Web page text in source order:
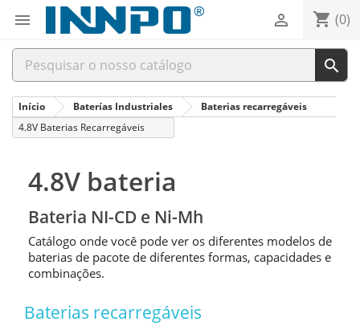
 shopping_cart (0)


Início Baterías Industriales
Baterias recarregáveis
4.8V Baterias Recarregáveis
4.8V bateria
Bateria NI-CD e Ni-Mh
Catálogo onde você pode ver os diferentes modelos de
baterias de pacote de diferentes formas, capacidades e
combinações.
Baterias recarregáveis